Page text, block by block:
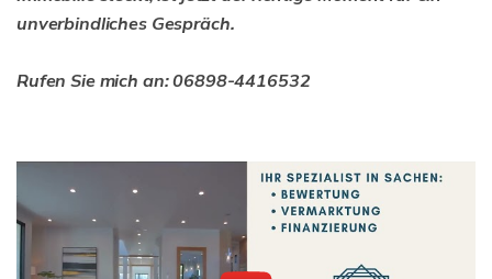
unverbindliches Gespräch.
Rufen Sie mich an: 06898-4416532